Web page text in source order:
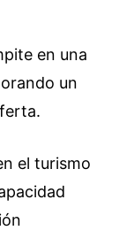
en una
un
el turismo